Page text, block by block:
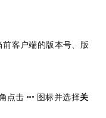
客户端的版本号、版
点击
图标并选择关